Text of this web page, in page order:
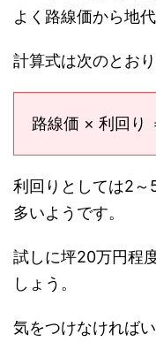
よく路線価から地
計算式は次のとおり
路線価 × 利回り
利回りとしては2～
多いようです。
試しに坪20万円程
しょう。
気をつけなければ